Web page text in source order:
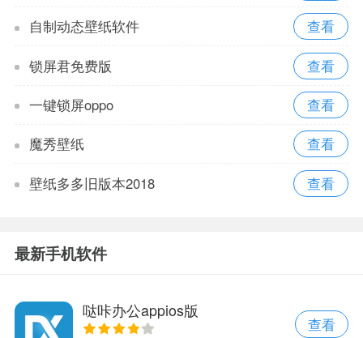
自制动态壁纸软件
锁屏君免费版
一键锁屏oppo
魔秀壁纸
壁纸多多旧版本2018
最新手机软件
哒咔办公appios版
查看